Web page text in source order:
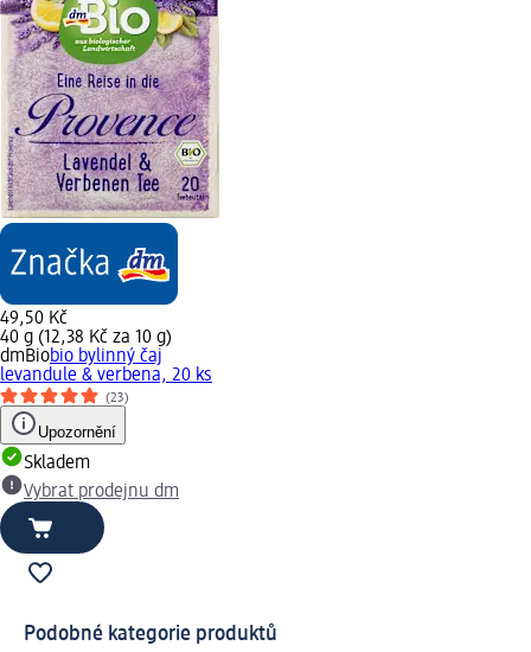
49,50 Kč
40 g (12,38 Kč za 10 g)
dmBiobio bylinný čaj
levandule & verbena, 20 ks
(23)
Upozornění
Skladem
Vybrat prodejnu dm
Podobné kategorie produktů